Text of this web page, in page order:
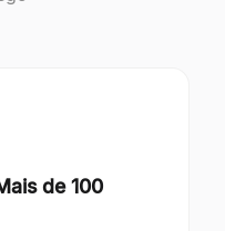
de 100